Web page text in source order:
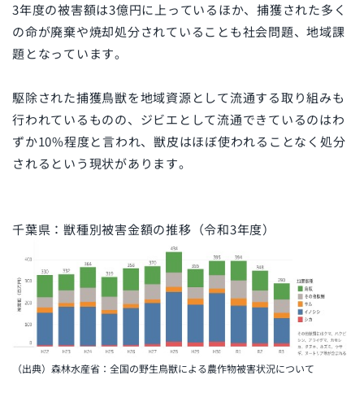
3年度の被害額は3億円に上っているほか、捕獲された多く
の命が廃棄や焼却処分されていることも社会問題、地域課
題となっています。
駆除された捕獲鳥獣を地域資源として流通する取り組みも
行われているものの、ジビエとして流通できているのはわ
ずか10%程度と言われ、獣皮はほぼ使われることなく処分
されるという現状があります。
千葉県：獣種別被害金額の推移（令和3年度）
（出典）森林水産省：全国の野生鳥獣による農作物被害状況について